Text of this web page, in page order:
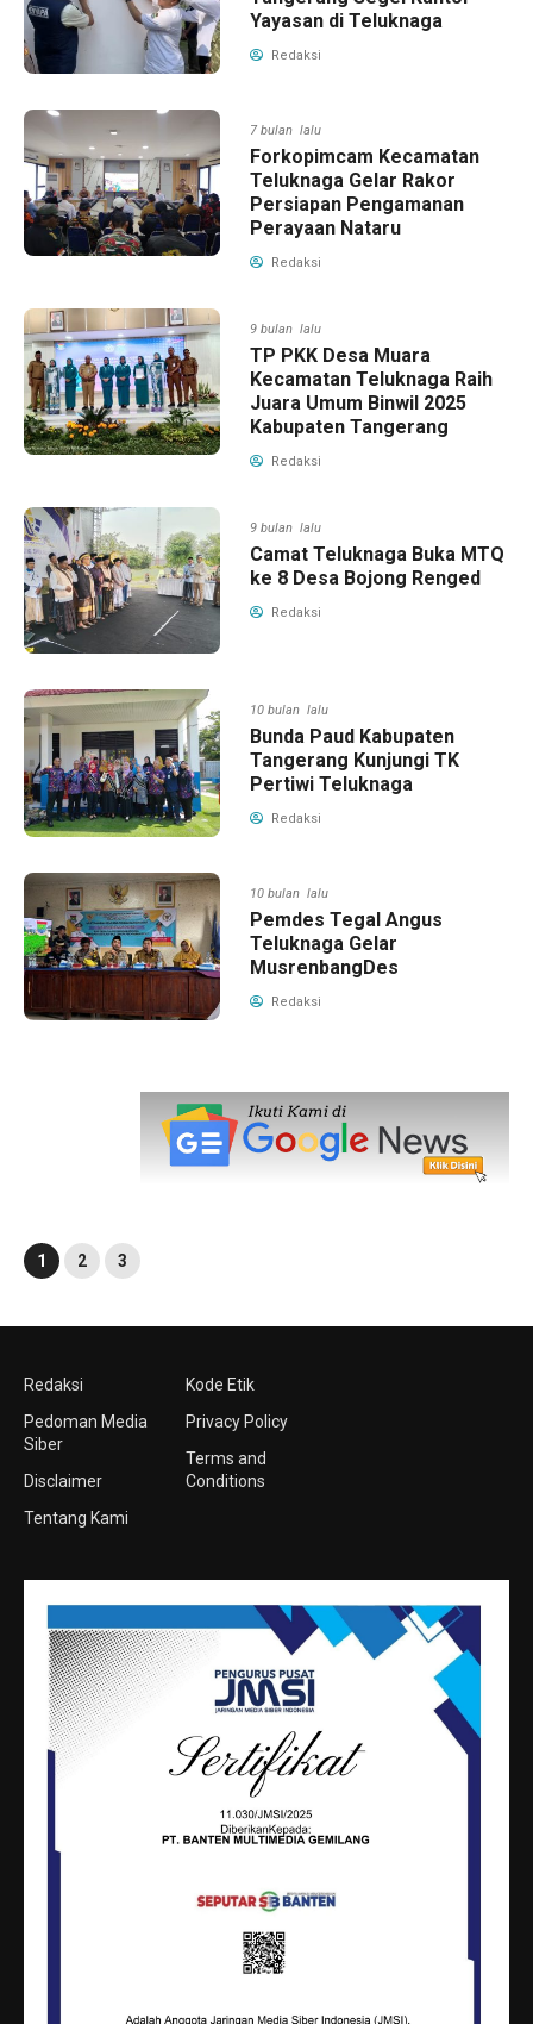
Yayasan di Teluknaga
Redaksi
7 bulan lalu
Forkopimcam Kecamatan
Teluknaga Gelar Rakor
Persiapan Pengamanan
Perayaan Nataru
Redaksi
9 bulan lalu
TP PKK Desa Muara
Kecamatan Teluknaga Raih
Juara Umum Binwil 2025
Kabupaten Tangerang
Redaksi
9 bulan lalu
Camat Teluknaga Buka MTQ
ke 8 Desa Bojong Renged
Redaksi
10 bulan lalu
Bunda Paud Kabupaten
Tangerang Kunjungi TK
Pertiwi Teluknaga
Redaksi
10 bulan lalu
Pemdes Tegal Angus
Teluknaga Gelar
MusrenbangDes
Redaksi
1 2 3
Redaksi
Pedoman Media
Siber
Disclaimer
Tentang Kami
Kode Etik
Privacy Policy
Terms and
Conditions